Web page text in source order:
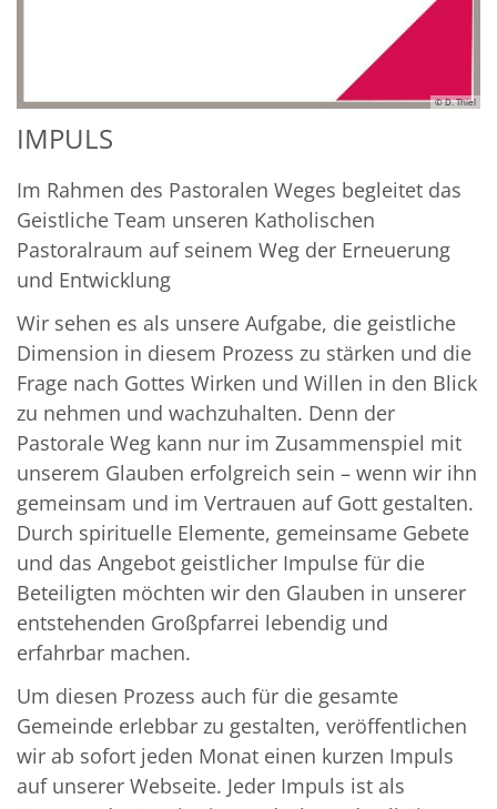
© D. Thiel
IMPULS
Im Rahmen des Pastoralen Weges begleitet das
Geistliche Team unseren Katholischen
Pastoralraum auf seinem Weg der Erneuerung
und Entwicklung
Wir sehen es als unsere Aufgabe, die geistliche
Dimension in diesem Prozess zu stärken und die
Frage nach Gottes Wirken und Willen in den Blick
zu nehmen und wachzuhalten. Denn der
Pastorale Weg kann nur im Zusammenspiel mit
unserem Glauben erfolgreich sein – wenn wir ihn
gemeinsam und im Vertrauen auf Gott gestalten.
Durch spirituelle Elemente, gemeinsame Gebete
und das Angebot geistlicher Impulse für die
Beteiligten möchten wir den Glauben in unserer
entstehenden Großpfarrei lebendig und
erfahrbar machen.
Um diesen Prozess auch für die gesamte
Gemeinde erlebbar zu gestalten, veröffentlichen
wir ab sofort jeden Monat einen kurzen Impuls
auf unserer Webseite. Jeder Impuls ist als